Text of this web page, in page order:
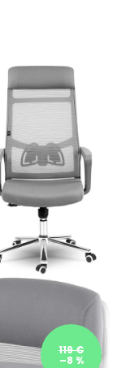
119 €
–8 %